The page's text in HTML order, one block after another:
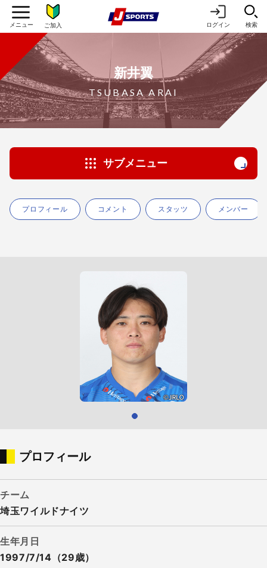
ご加入 ログイン 検索
新井翼
TSUBASA ARAI
サブメニュー
プロフィール コメント スタッツ メンバー
プロフィール
チーム
埼玉ワイルドナイツ
生年月日
1997/7/14（29歳）